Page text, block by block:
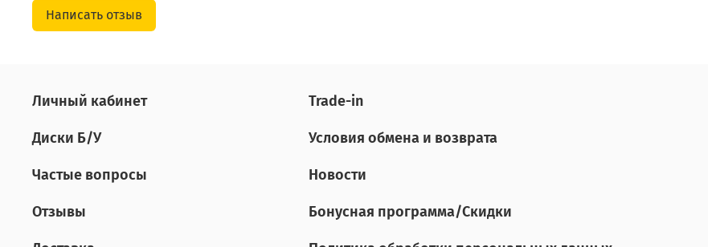
Написать отзыв
Личный кабинет
Диски Б/У
Частые вопросы
Отзывы
Tradе-in
Условия обмена и возврата
Новости
Бонусная программа/Скидки